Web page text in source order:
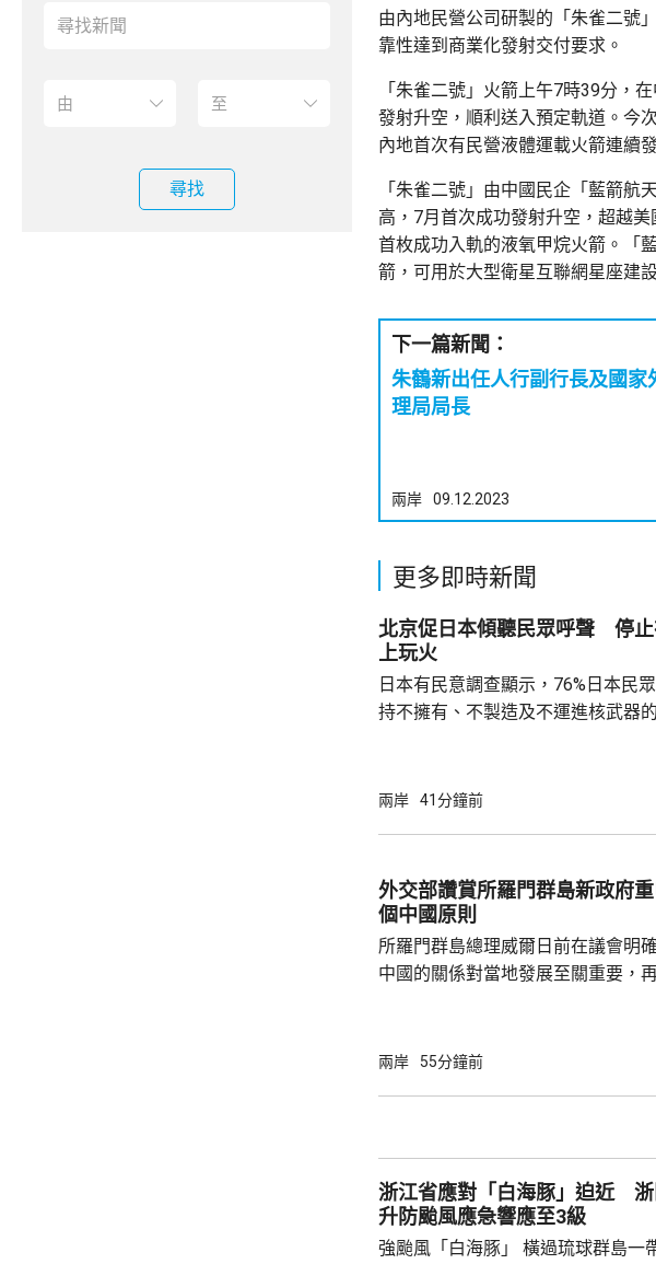
尋找
由內地民營公司研製的「朱雀二號
靠性達到商業化發射交付要求。
「朱雀二號」火箭上午7時39分，
發射升空，順利送入預定軌道。今
內地首次有民營液體運載火箭連續
「朱雀二號」由中國民企「藍箭
高，7月首次成功發射升空，超越
首枚成功入軌的液氧甲烷火箭。「
箭，可用於大型衛星互聯網星座建
下一篇新聞：
朱鶴新出任人行副行長及國家
理局局長
兩岸 09.12.2023
更多即時新聞
北京促日本傾聽民眾呼聲 停
上玩火
日本有民意調查顯示，76%日本民
持不擁有、不製造及不運進核武器
言人林劍回應指，民調結果充分反映
圖突破「無核三原則」，暴露出日本
日益膨脹的政治、軍事野心，是拿一
兩岸 41分鐘前
外交部讚賞所羅門群島新政府
個中國原則
所羅門群島總理威爾日前在議會明
中國的關係對當地發展至關重要，
個中國，台灣是中國領土不可分割的
中方願同所羅門群島持續深化新時
重、共同發展的全面戰略夥伴關係
國...
兩岸 55分鐘前
浙江省應對「白海豚」迫近
升防颱風應急響應至3級
強颱風「白海豚」 橫過琉球群島一